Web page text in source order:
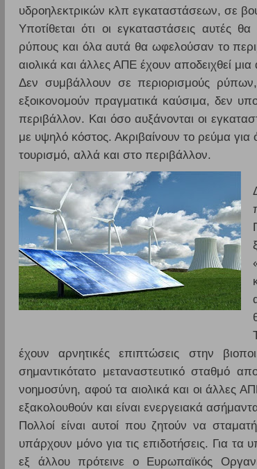
υδροηλεκτρικών κλπ εγκαταστάσεων, σε
Υποτίθεται ότι οι εγκαταστάσεις αυτές
ρύπους και όλα αυτά θα ωφελούσαν το
αιολικά και άλλες ΑΠΕ έχουν αποδειχθεί
Δεν συμβάλλουν σε περιορισμούς
εξοικονομούν πραγματικά καύσιμα, δεν
περιβάλλον. Και όσο αυξάνονται οι
με υψηλό κόστος. Ακριβαίνουν το ρεύμα για
τουρισμό, αλλά και στο περιβάλλον.
έχουν αρνητικές επιπτώσεις στην
σημαντικότατο μεταναστευτικό σταθμό
νοημοσύνη, αφού τα αιολικά και οι άλλες
εξακολουθούν και είναι ενεργειακά
Πολλοί είναι αυτοί που ζητούν να
υπάρχουν μόνο για τις επιδοτήσεις. Για
εξ άλλου πρότεινε ο Ευρωπαϊκός